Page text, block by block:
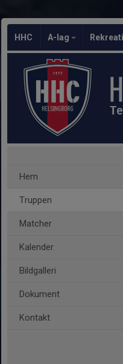
HHC A-lag
Hem
Truppen
Matcher
Kalender
Bildgalleri
Dokument
Kontakt